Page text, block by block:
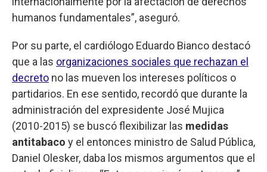
humanos fundamentales”, aseguró.
Por su parte, el cardiólogo Eduardo Bianco destacó
que a las organizaciones sociales que rechazan el
decreto no las mueven los intereses políticos o
partidarios. En ese sentido, recordó que durante la
administración del expresidente José Mujica
(2010-2015) se buscó flexibilizar las medidas
antitabaco y el entonces ministro de Salud Pública,
Daniel Olesker, daba los mismos argumentos que el